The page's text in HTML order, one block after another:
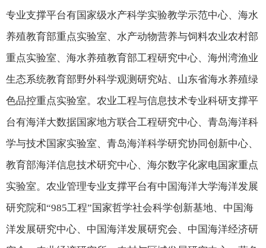
专业支撑平台有国家级水产科学实验教学示范中心、海水
养殖教育部重点实验室、水产动物营养与饲料农业农村部
重点实验室、海水养殖教育部工程研究中心、海州湾渔业
生态系统教育部野外科学观测研究站、山东省海水养殖绿
色品控重点实验室。农业工程与信息技术专业科研支撑平
台有海洋大数据国家地方联合工程研究中心、青岛海洋科
学与技术国家实验室、青岛海洋科学研究协同创新中心、
教育部海洋信息技术研究中心、海尔数字化家电国家重点
实验室。农业管理专业支撑平台有中国海洋大学海洋发展
研究院和“985工程”国家哲学社会科学创新基地、中国海
洋发展研究中心、中国海洋发展研究会、中国海洋经济研